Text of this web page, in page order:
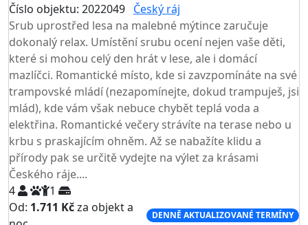
Číslo objektu: 2022049 Český ráj
Srub uprostřed lesa na malebné mýtince zaručuje
dokonalý relax. Umístění srubu ocení nejen vaše děti,
které si mohou celý den hrát v lese, ale i domácí
mazlíčci. Romantické místo, kde si zavzpomínáte na své
trampovské mládí (nezapomínejte, dokud trampuješ, jsi
mlád), kde vám však nebuce chybět teplá voda a
elektřina. Romantické večery strávíte na terase nebo u
krbu s praskajícím ohněm. Až se nabažíte klidu a
přírody pak se určitě vydejte na výlet za krásami
Českého ráje....
4
1
Od: 1.711 Kčza objekt a
DENNĚ AKTUALIZOVANÉ TERMÍNY